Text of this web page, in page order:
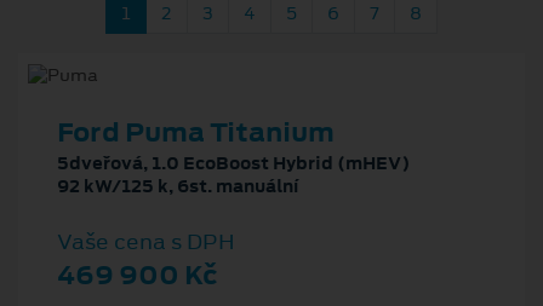
1 2 3 4 5 6 7 8
Ford Puma Titanium
5dveřová, 1.0 EcoBoost Hybrid (mHEV)
92 kW/125 k, 6st. manuální
Vaše cena s DPH
469 900 Kč